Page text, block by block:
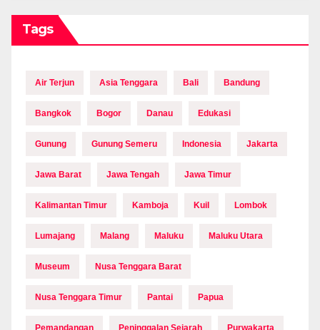
Tags
Air Terjun Asia Tenggara Bali Bandung
Bangkok Bogor Danau Edukasi
Gunung Gunung Semeru Indonesia Jakarta
Jawa Barat Jawa Tengah Jawa Timur
Kalimantan Timur Kamboja Kuil Lombok
Lumajang Malang Maluku Maluku Utara
Museum Nusa Tenggara Barat
Nusa Tenggara Timur Pantai Papua
Pemandangan Peninggalan Sejarah Purwakarta